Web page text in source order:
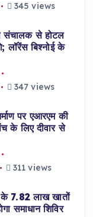
345 views
संचालक से होटल
लॉरेंस बिश्नोई के
347 views
पर एआरएम की
के लिए दीवार से
311 views
7.82 लाख खातों
समाधान शिविर